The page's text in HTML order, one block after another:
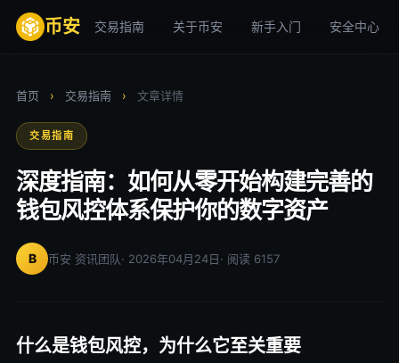
币安 交易指南 关于币安 新手入门 安全中心
首页 › 交易指南 › 文章详情
交易指南
深度指南：如何从零开始构建完善的
钱包风控体系保护你的数字资产
B 币安 资讯团队· 2026年04月24日· 阅读 6157
什么是钱包风控，为什么它至关重要